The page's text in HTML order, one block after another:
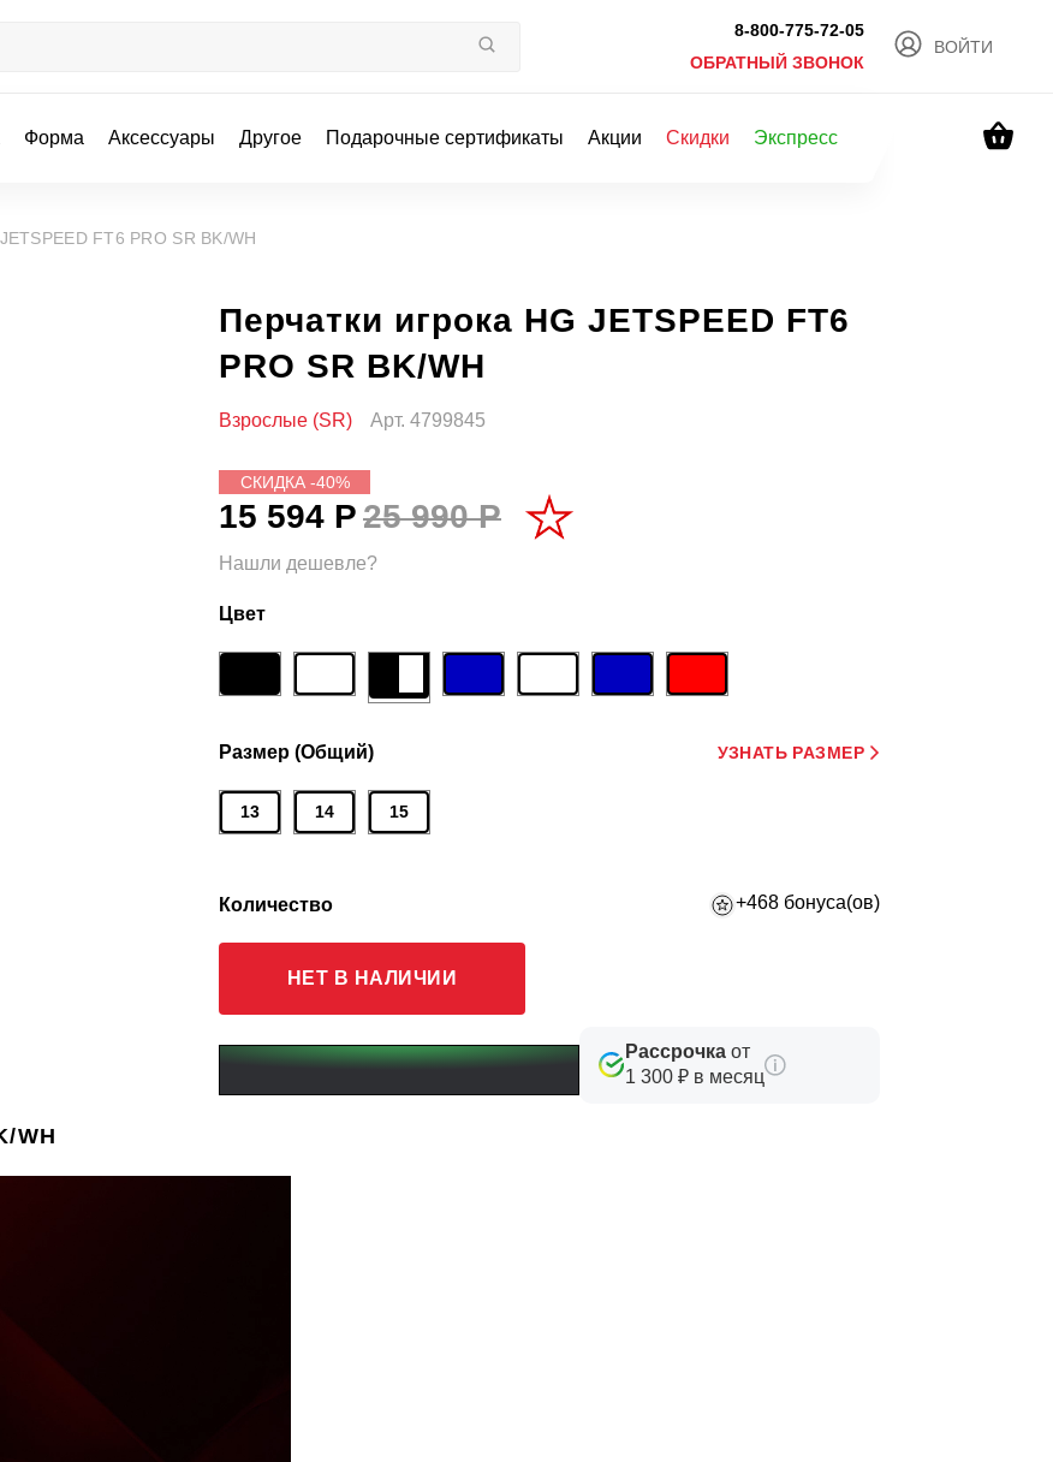
8-800-775-72-05
ОБРАТНЫЙ ЗВОНОК
ВОЙТИ
Форма Аксессуары Другое Подарочные сертификаты Акции Скидки Экспресс
FT6 PRO SR BK/WH
Перчатки игрока HG JETSPEED FT6
PRO SR BK/WH
Взрослые (SR) Арт. 4799845
СКИДКА -40%
15 594 Р25 990 Р
Нашли дешевле?
Цвет
Размер (Общий) УЗНАТЬ РАЗМЕР
13 14 15
Количество +468 бонуса(ов)
НЕТ В НАЛИЧИИ
Рассрочка от
1 300 ₽ в месяц
WH